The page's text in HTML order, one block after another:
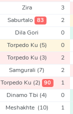
Zira 3
Saburtalo 83 2
Dila Gori 0
Torpedo Ku (5) 0
Torpedo Ku (3) 2
Samgurali (7) 2
Torpedo Ku (2) 90 1
Dinamo Tbi (4) 0
Meshakhte (10) 1